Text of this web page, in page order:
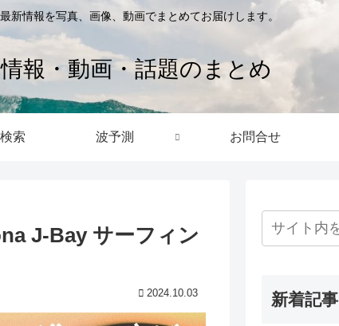
新情報を写真、画像、動画でまとめてお届けします。
報・動画・話題のまとめ
索 波予測 お問合せ
J-Bay サーフィン
2024.10.03 新着記事